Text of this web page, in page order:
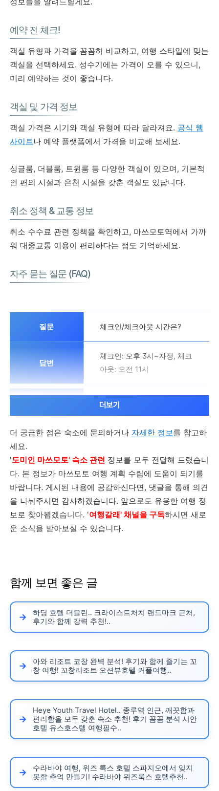
예약 전 체크!
객실 유형과 가격을 꼼꼼히 비교하고, 여행 스타일에 맞는
객실을 선택하세요. 성수기에는 가격이 오를 수 있으니,
미리 예약하는 것이 좋습니다.
객실 및 가격 정보
객실 가격은 시기와 객실 유형에 따라 달라져요. 공식 웹
사이트나 예약 플랫폼에서 가격을 비교해 보세요.
싱글룸, 더블룸, 트윈룸 등 다양한 객실이 있으며, 기본적
인 편의 시설과 온천 시설을 갖춘 객실도 있답니다.
취소 정책 & 교통 정보
취소 수수료 관련 정책을 확인하고, 마쓰모토역에서 가까
워 대중교통 이용이 편리하다는 점도 기억하세요.
자주 묻는 질문 (FAQ)
체크인/체크아웃 시간은?
체크인: 오후 3시~자정, 체크
아웃: 오전 11시
조식은 어떻게 이용?
뷔페식, 유료
주차 가능한가요?
더보기
더 궁금한 점은 숙소에 문의하거나 자세한 정보를 참고하
세요.
'도미인 마쓰모토' 숙소 관련 정보를 모두 전달해 드렸습니
다. 본 정보가 마쓰모토 여행 계획 수립에 도움이 되기를
바랍니다. 게시된 내용에 공감하신다면, 댓글을 통해 의견
을 나눠주시면 감사하겠습니다. 앞으로도 유용한 여행 정
보로 찾아뵙겠습니다. '여행갈래' 채널을 구독하시면 새로
운 소식을 받아보실 수 있습니다.
함께 보면 좋은 글
하딩 호텔 더블린.. 크라이스트처치 랜드마크 근처,
후기와 함께 강력 추천!..
아와 리조트 코창 완벽 분석! 후기와 함께 즐기는 꼬
창 여행! 꼬창리조트 오션뷰호텔 커플여행..
Heye Youth Travel Hotel.. 종루역 인근, 깨끗함과
편리함을 모두 갖춘 숙소 추천! 후기 꼼꼼 분석 시안
호텔 유스호스텔 여행필수..
수라바야 여행, 위즈 룩스 호텔 스파지오에서 잊지
못할 추억 만들기! 수라바야 위즈룩스 호텔추천..